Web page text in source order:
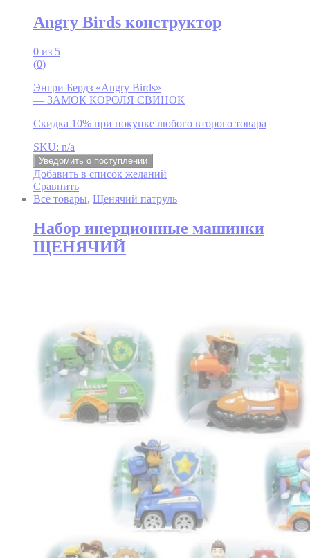
Angry Birds конструктор
0 из 5
(0)
Энгри Бердз «Angry Birds»
— ЗАМОК КОРОЛЯ СВИНОК
Скидка 10% при покупке любого второго товара
SKU: n/a
Уведомить о поступлении
Добавить в список желаний
Сравнить
Все товары, Щенячий патруль
Набор инерционные машинки
ЩЕНЯЧИЙ